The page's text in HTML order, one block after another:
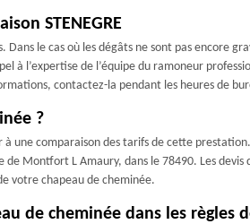
STENEGRE
le cas où les dégâts ne sont pas encore
à l’expertise de l’équipe du ramoneur
contactez-la pendant les heures de
?
une comparaison des tarifs de cette
Montfort L Amaury, dans le 78490. Les
votre chapeau de cheminée.
de cheminée dans les règles